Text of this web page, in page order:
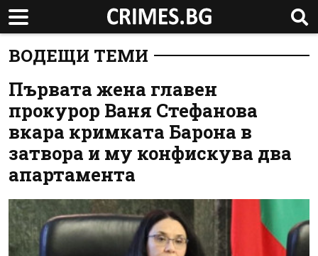
ВОДЕЩИ ТЕМИ
Първата жена главен
прокурор Ваня Стефанова
вкара кримката Барона в
затвора и му конфискува два
апартамента